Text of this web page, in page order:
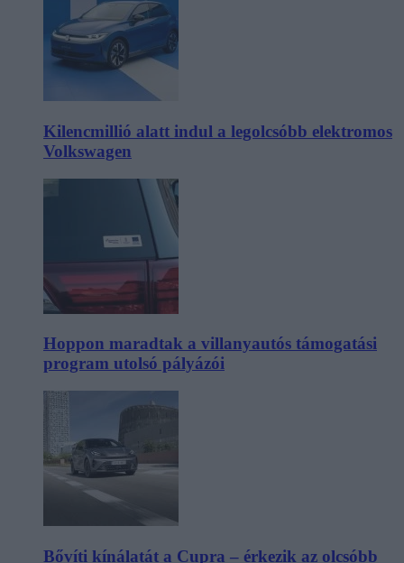
Kilencmillió alatt indul a legolcsóbb elektromos
Volkswagen
Hoppon maradtak a villanyautós támogatási
program utolsó pályázói
Bővíti kínálatát a Cupra – érkezik az olcsóbb